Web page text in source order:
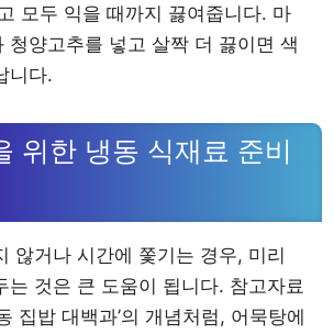
모두 익을 때까지 끓여줍니다. 마
청양고추를 넣고 살짝 더 끓이면 색
니다.
위한 냉동 식재료 준비
않거나 시간에 쫓기는 경우, 미리
는 것은 큰 도움이 됩니다. 참고자료
집밥 대백과’의 개념처럼, 어묵탕에